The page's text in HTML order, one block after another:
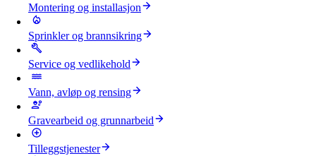
Montering og installasjon
Sprinkler og brannsikring
Service og vedlikehold
Vann, avløp og rensing
Gravearbeid og grunnarbeid
Tilleggstjenester